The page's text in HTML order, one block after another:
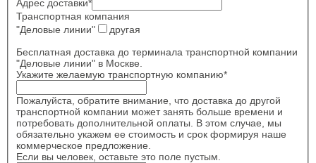
Адрес доставки*
Транспортная компания
"Деловые линии"
другая
Бесплатная доставка до терминала транспортной компании
"Деловые линии" в Москве.
Укажите желаемую транспортную компанию*
Пожалуйста, обратите внимание, что доставка до другой
транспортной компании может занять больше времени и
потребовать дополнительной оплаты. В этом случае, мы
обязательно укажем ее стоимость и срок формируя наше
коммерческое предложение.
Если вы человек, оставьте это поле пустым.